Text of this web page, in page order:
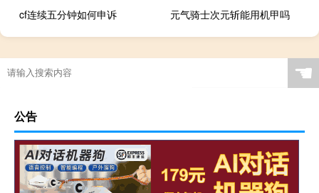
cf连续五分钟如何申诉
元气骑士次元斩能用机甲吗
☚
公告